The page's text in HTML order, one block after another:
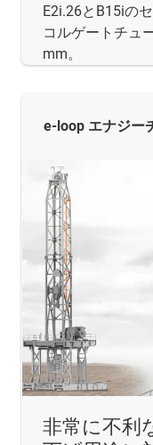
E2i.26とB15iのセ
コルゲートチュ
mm。
非常に不利
e-loop エナジー